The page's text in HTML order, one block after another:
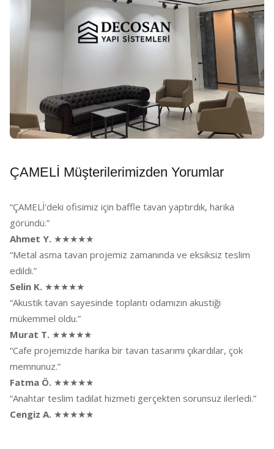
ÇAMELİ Müşterilerimizden Yorumlar
“ÇAMELİ'deki ofisimiz için baffle tavan yaptırdık, harika
göründü.”
Ahmet Y. ★★★★★
“Metal asma tavan projemiz zamanında ve eksiksiz teslim
edildi.”
Selin K. ★★★★★
“Akustik tavan sayesinde toplantı odamızın akustiği
mükemmel oldu.”
Murat T. ★★★★★
“Cafe projemizde harika bir tavan tasarımı çıkardılar, çok
memnunuz.”
Fatma Ö. ★★★★★
“Anahtar teslim tadilat hizmeti gerçekten sorunsuz ilerledi.”
Cengiz A. ★★★★★